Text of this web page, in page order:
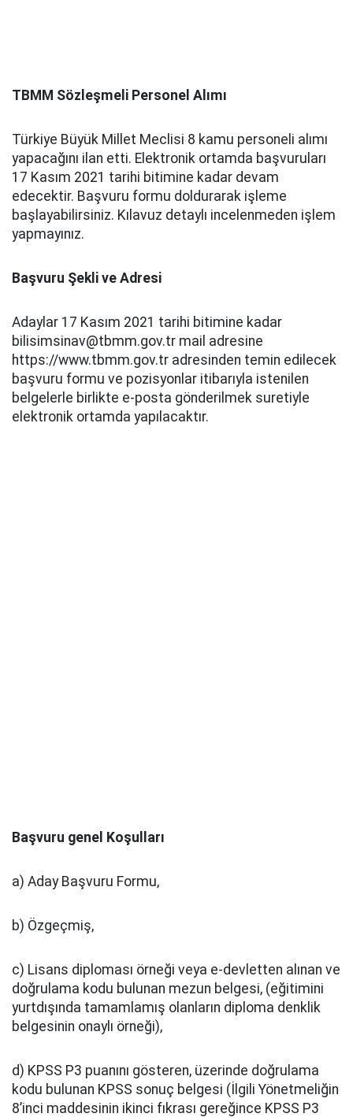
TBMM Sözleşmeli Personel Alımı
Türkiye Büyük Millet Meclisi 8 kamu personeli alımı
yapacağını ilan etti. Elektronik ortamda başvuruları
17 Kasım 2021 tarihi bitimine kadar devam
edecektir. Başvuru formu doldurarak işleme
başlayabilirsiniz. Kılavuz detaylı incelenmeden işlem
yapmayınız.
Başvuru Şekli ve Adresi
Adaylar 17 Kasım 2021 tarihi bitimine kadar
bilisimsinav@tbmm.gov.tr mail adresine
https://www.tbmm.gov.tr adresinden temin edilecek
başvuru formu ve pozisyonlar itibarıyla istenilen
belgelerle birlikte e-posta gönderilmek suretiyle
elektronik ortamda yapılacaktır.
Başvuru genel Koşulları
a) Aday Başvuru Formu,
b) Özgeçmiş,
c) Lisans diploması örneği veya e-devletten alınan ve
doğrulama kodu bulunan mezun belgesi, (eğitimini
yurtdışında tamamlamış olanların diploma denklik
belgesinin onaylı örneği),
d) KPSS P3 puanını gösteren, üzerinde doğrulama
kodu bulunan KPSS sonuç belgesi (İlgili Yönetmeliğin
8’inci maddesinin ikinci fıkrası gereğince KPSS P3